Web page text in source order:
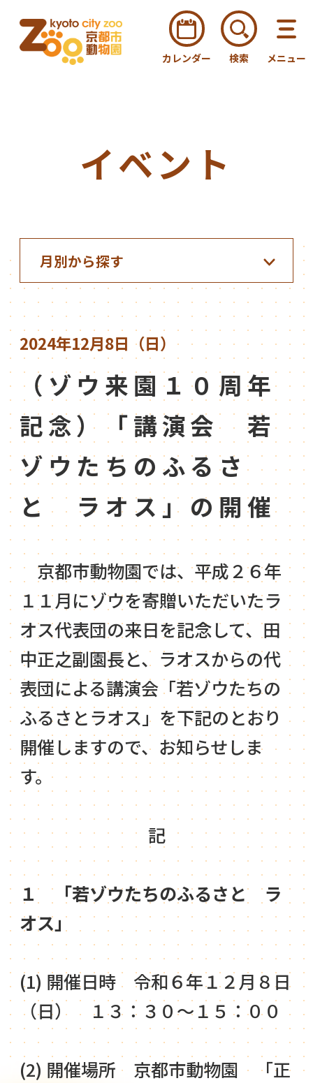
カレンダー 検索 メニュー
イベント
2024年12月8日（日）
（ゾウ来園１０周年
記念）「講演会 若
ゾウたちのふるさ
と ラオス」の開催
京都市動物園では、平成２６年
１１月にゾウを寄贈いただいたラ
オス代表団の来日を記念して、田
中正之副園長と、ラオスからの代
表団による講演会「若ゾウたちの
ふるさとラオス」を下記のとおり
開催しますので、お知らせしま
す。
記
１ 「若ゾウたちのふるさと ラ
オス」
(1) 開催日時 令和６年１２月８日
（日） １３：３０～１５：００
(2) 開催場所 京都市動物園 「正